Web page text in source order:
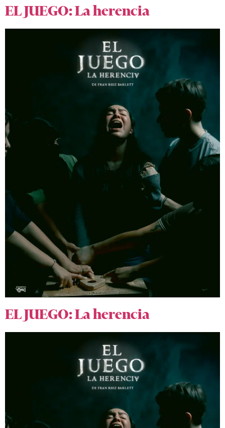
EL JUEGO: La herencia
EL JUEGO: La herencia